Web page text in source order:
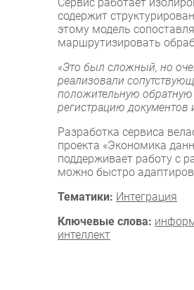
содержит
этому модель
маршрутизировать
«Это был сложный, но
реализовали
положительную обратную
регистрацию документов
Разработка сервиса
проекта «Экономика
поддерживает работу с
можно быстро
Тематики: Интеграция
Ключевые слова:
интеллект